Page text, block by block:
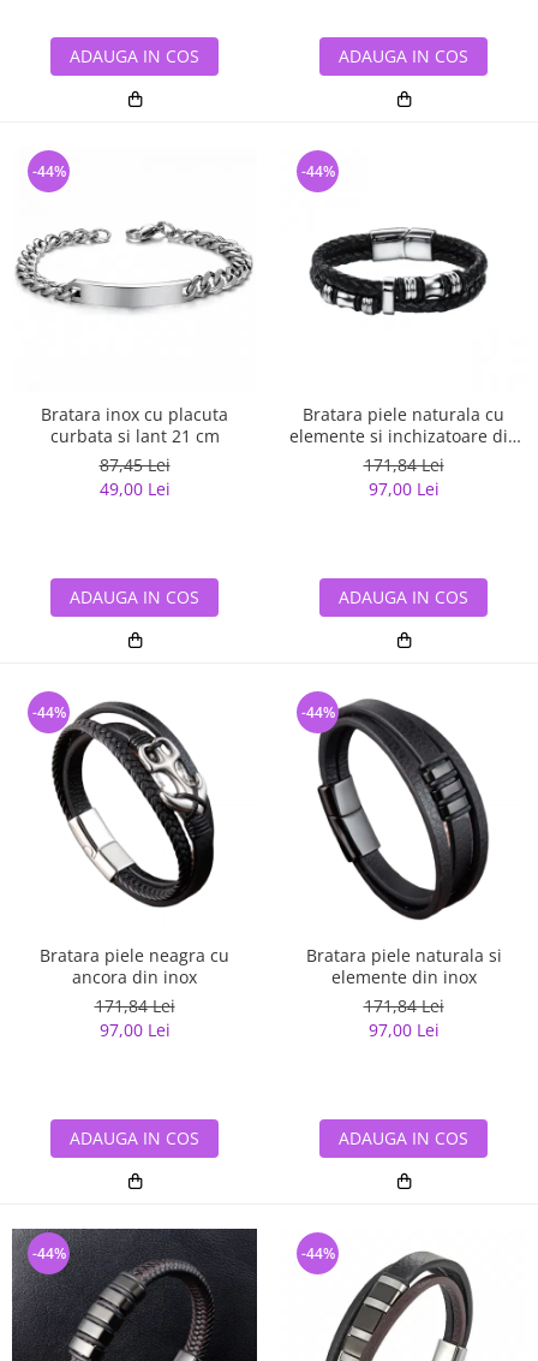
ADAUGA IN COS ADAUGA IN COS
Bratara inox cu placuta
curbata si lant 21 cm
87,45 Lei
49,00 Lei
-44%
ADAUGA IN COS
Bratara piele naturala cu
elemente si inchizatoare din
inox
171,84 Lei
97,00 Lei
-44%
ADAUGA IN COS
Bratara piele neagra cu
ancora din inox
171,84 Lei
97,00 Lei
-44%
ADAUGA IN COS
Bratara piele naturala si
elemente din inox
171,84 Lei
97,00 Lei
-44%
ADAUGA IN COS
-44% -44%